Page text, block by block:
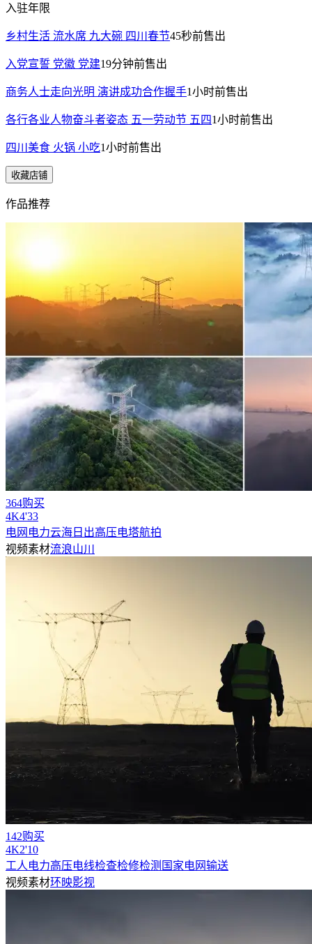
入驻年限
乡村生活 流水席 九大碗 四川春节45秒前售出
入党宣誓 党徽 党建19分钟前售出
商务人士走向光明 演讲成功合作握手1小时前售出
各行各业人物奋斗者姿态 五一劳动节 五四1小时前售出
四川美食 火锅 小吃1小时前售出
收藏店铺
作品推荐
364购买
4K4'33
电网电力云海日出高压电塔航拍
视频素材流浪山川
142购买
4K2'10
工人电力高压电线检查检修检测国家电网输送
视频素材环映影视